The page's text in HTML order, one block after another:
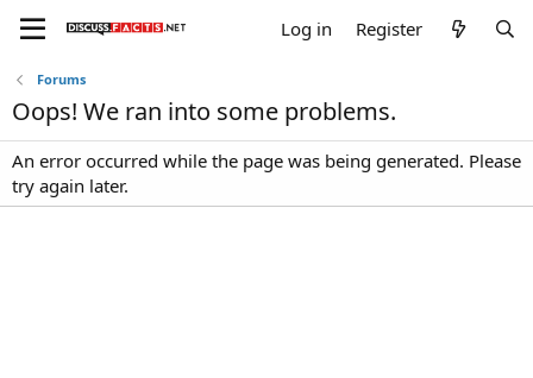
Log in Register
Forums
Oops! We ran into some problems.
An error occurred while the page was being generated. Please
try again later.